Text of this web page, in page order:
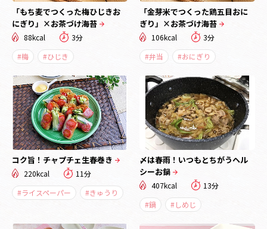
「もち麦でつくった梅ひじきお
にぎり」×お茶づけ海苔
88kcal
3分
#梅
#ひじき
「金芽米でつくった鶏五目おに
ぎり」×お茶づけ海苔
106kcal
3分
#弁当
#おにぎり
コク旨！チャプチェ生春巻き
220kcal
11分
#ライスペーパー
#きゅうり
〆は春雨！いつもとちがうヘル
シーお鍋
407kcal
13分
#鍋
#しめじ